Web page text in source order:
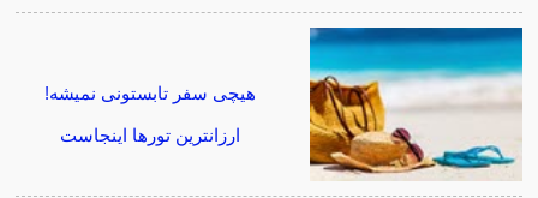
هیچی سفر تابستونی نمیشه!
ارزانترین تورها اینجاست